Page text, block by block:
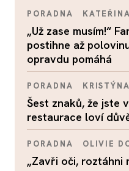
PORADNA
„Už zase musím!“
postihne až
opravdu pomáhá
PORADNA
Šest znaků, že jste
restaurace loví
PORADNA OLIVIE
„Zavři oči, roztáhni